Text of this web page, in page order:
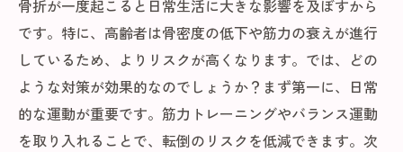
骨折が一度起こると日常生活に大きな影響を及ぼすから
です。特に、高齢者は骨密度の低下や筋力の衰えが進行
しているため、よりリスクが高くなります。では、どの
ような対策が効果的なのでしょうか？まず第一に、日常
的な運動が重要です。筋力トレーニングやバランス運動
を取り入れることで、転倒のリスクを低減できます。次